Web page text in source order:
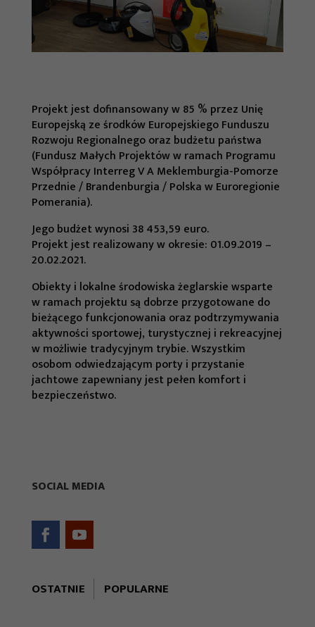
Projekt jest dofinansowany w 85 % przez Unię
Europejską ze środków Europejskiego Funduszu
Rozwoju Regionalnego oraz budżetu państwa
(Fundusz Małych Projektów w ramach Programu
Współpracy Interreg V A Meklemburgia-Pomorze
Przednie / Brandenburgia / Polska w Euroregionie
Pomerania).
Jego budżet wynosi 38 453,59 euro.
Projekt jest realizowany w okresie: 01.09.2019 –
20.02.2021.
Obiekty i lokalne środowiska żeglarskie wsparte
w ramach projektu są dobrze przygotowane do
bieżącego funkcjonowania oraz podtrzymywania
aktywności sportowej, turystycznej i rekreacyjnej
w możliwie tradycyjnym trybie. Wszystkim
osobom odwiedzającym porty i przystanie
jachtowe zapewniany jest pełen komfort i
bezpieczeństwo.
SOCIAL MEDIA
OSTATNIE POPULARNE